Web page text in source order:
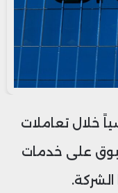
خلال تعاملات
على خدمات